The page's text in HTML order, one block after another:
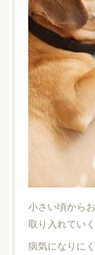
小さい頃から
取り入れてい
病気になりに